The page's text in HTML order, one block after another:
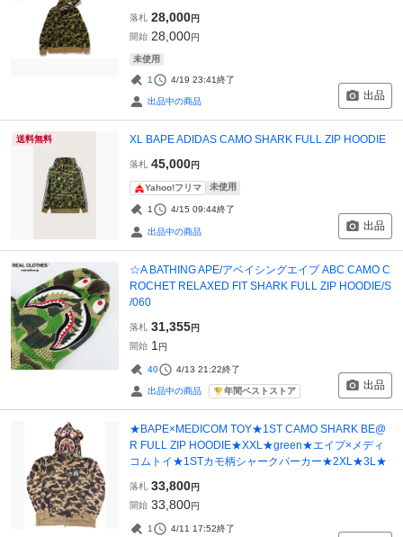
落札 28,000円
開始 28,000円
未使用
1 4/19 23:41終了
出品中の商品 出品
送料無料 XL BAPE ADIDAS CAMO SHARK FULL ZIP HOODIE
落札 45,000円
Yahoo!フリマ 未使用
1 4/15 09:44終了
出品中の商品 出品
☆A BATHING APE/アベイシングエイプ ABC CAMO C
ROCHET RELAXED FIT SHARK FULL ZIP HOODIE/S
/060
落札 31,355円
開始 1 円
40 4/13 21:22終了
出品中の商品 年間ベストストア 出品
★BAPE×MEDICOM TOY★1ST CAMO SHARK BE@
R FULL ZIP HOODIE★XXL★green★エイプ×メディ
コムトイ★1STカモ柄シャークパーカー★2XL★3L★
落札 33,800円
開始 33,800円
1 4/11 17:52終了